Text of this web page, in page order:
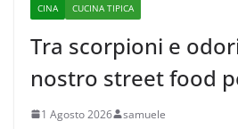
CINA CUCINA TIPICA
Tra scorpioni e
nostro street food
1 Agosto 2026 samuele